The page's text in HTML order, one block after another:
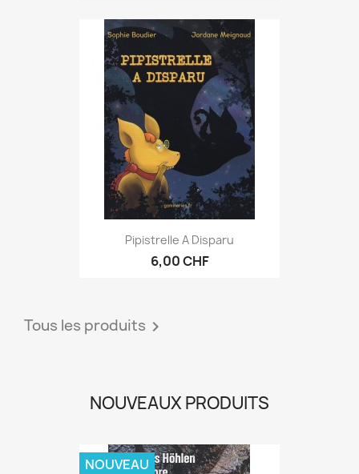
Pipistrelle A Disparu
6,00 CHF
Tous les produits 
NOUVEAUX PRODUITS
NOUVEAU